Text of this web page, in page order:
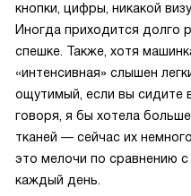
кнопки, цифры, никакой
Иногда приходится долго
спешке. Также, хотя
«интенсивная» слышен
ощутимый, если вы сидите
говоря, я бы хотела
тканей — сейчас их
это мелочи по сравнению
каждый день.